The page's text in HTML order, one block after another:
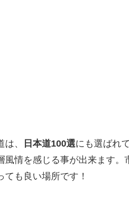
、 日本道100選にも選ばれ
情を感じる事が出来ます。
も良い場所です！